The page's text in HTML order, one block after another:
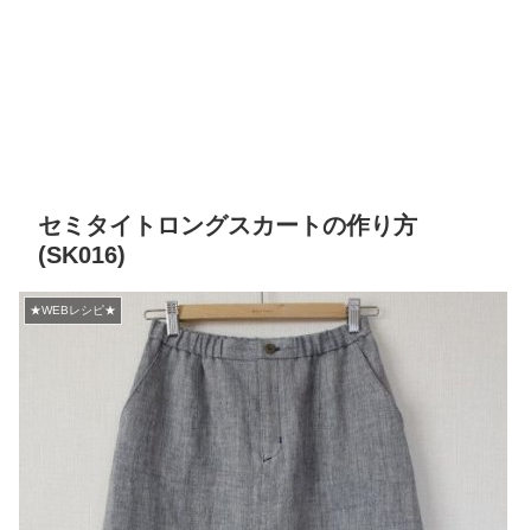
セミタイトロングスカートの作り方
(SK016)
★WEBレシピ★